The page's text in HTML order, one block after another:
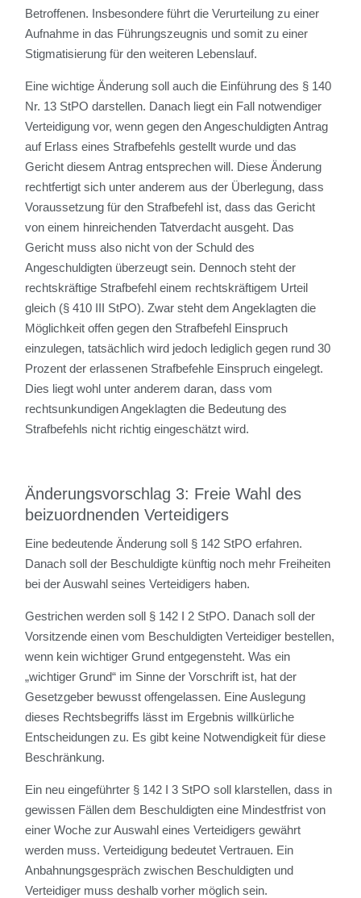
Betroffenen. Insbesondere führt die Verurteilung zu einer
Aufnahme in das Führungszeugnis und somit zu einer
Stigmatisierung für den weiteren Lebenslauf.
Eine wichtige Änderung soll auch die Einführung des § 140
Nr. 13 StPO darstellen. Danach liegt ein Fall notwendiger
Verteidigung vor, wenn gegen den Angeschuldigten Antrag
auf Erlass eines Strafbefehls gestellt wurde und das
Gericht diesem Antrag entsprechen will. Diese Änderung
rechtfertigt sich unter anderem aus der Überlegung, dass
Voraussetzung für den Strafbefehl ist, dass das Gericht
von einem hinreichenden Tatverdacht ausgeht. Das
Gericht muss also nicht von der Schuld des
Angeschuldigten überzeugt sein. Dennoch steht der
rechtskräftige Strafbefehl einem rechtskräftigem Urteil
gleich (§ 410 III StPO). Zwar steht dem Angeklagten die
Möglichkeit offen gegen den Strafbefehl Einspruch
einzulegen, tatsächlich wird jedoch lediglich gegen rund 30
Prozent der erlassenen Strafbefehle Einspruch eingelegt.
Dies liegt wohl unter anderem daran, dass vom
rechtsunkundigen Angeklagten die Bedeutung des
Strafbefehls nicht richtig eingeschätzt wird.
Änderungsvorschlag 3: Freie Wahl des
beizuordnenden Verteidigers
Eine bedeutende Änderung soll § 142 StPO erfahren.
Danach soll der Beschuldigte künftig noch mehr Freiheiten
bei der Auswahl seines Verteidigers haben.
Gestrichen werden soll § 142 I 2 StPO. Danach soll der
Vorsitzende einen vom Beschuldigten Verteidiger bestellen,
wenn kein wichtiger Grund entgegensteht. Was ein
„wichtiger Grund“ im Sinne der Vorschrift ist, hat der
Gesetzgeber bewusst offengelassen. Eine Auslegung
dieses Rechtsbegriffs lässt im Ergebnis willkürliche
Entscheidungen zu. Es gibt keine Notwendigkeit für diese
Beschränkung.
Ein neu eingeführter § 142 I 3 StPO soll klarstellen, dass in
gewissen Fällen dem Beschuldigten eine Mindestfrist von
einer Woche zur Auswahl eines Verteidigers gewährt
werden muss. Verteidigung bedeutet Vertrauen. Ein
Anbahnungsgespräch zwischen Beschuldigten und
Verteidiger muss deshalb vorher möglich sein.